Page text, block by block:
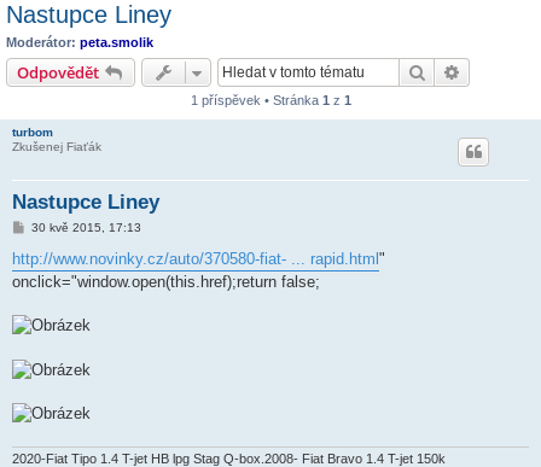
Nastupce Liney
Moderátor: peta.smolik
Odpovědět Hledat
1 příspěvek • Stránka 1 z 1
turbom
Zkušenej Fiaťák
Nastupce Liney
P
í
s
p
v
e
30 kvě 2015, 17:13
http://www.novinky.cz/auto/370580-fiat- ... rapid.html"
onclick="window.open(this.href);return false;
2020-Fiat Tipo 1.4 T-jet HB lpg Stag Q-box.2008- Fiat Bravo 1.4 T-jet 150k